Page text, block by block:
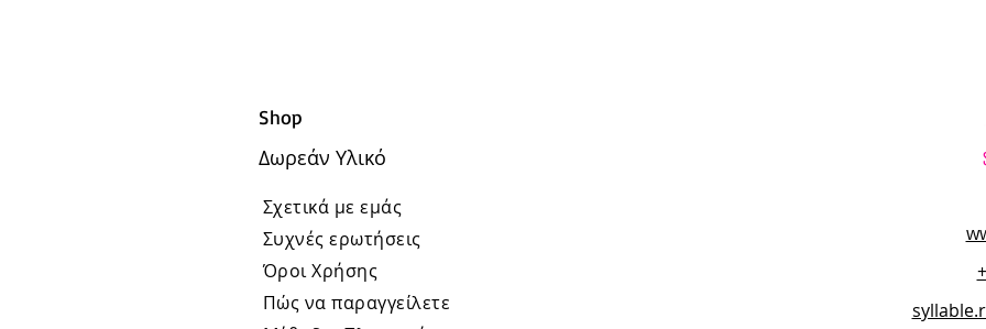
Shop
Δωρεάν Υλικό
Σχετικά με εμάς
Συχνές ερωτήσεις
Όροι Χρήσης
Πώς να παραγγείλετε